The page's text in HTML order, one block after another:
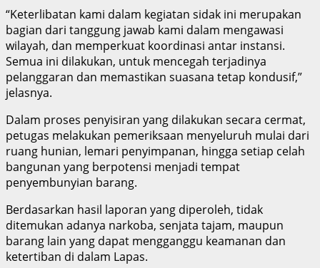
“Keterlibatan kami dalam kegiatan sidak ini merupakan
bagian dari tanggung jawab kami dalam mengawasi
wilayah, dan memperkuat koordinasi antar instansi.
Semua ini dilakukan, untuk mencegah terjadinya
pelanggaran dan memastikan suasana tetap kondusif,”
jelasnya.
Dalam proses penyisiran yang dilakukan secara cermat,
petugas melakukan pemeriksaan menyeluruh mulai dari
ruang hunian, lemari penyimpanan, hingga setiap celah
bangunan yang berpotensi menjadi tempat
penyembunyian barang.
Berdasarkan hasil laporan yang diperoleh, tidak
ditemukan adanya narkoba, senjata tajam, maupun
barang lain yang dapat mengganggu keamanan dan
ketertiban di dalam Lapas.